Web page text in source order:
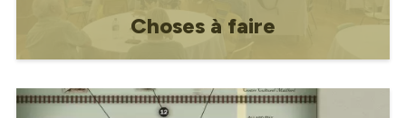
Choses à faire